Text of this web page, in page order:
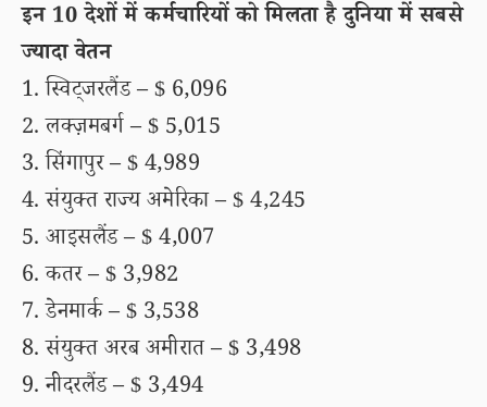
इन 10 देशों में कर्मचारियों को मिलता है दुनिया में सबसे
ज्यादा वेतन
1. स्विट्जरलैंड – $ 6,096
2. लक्ज़मबर्ग – $ 5,015
3. सिंगापुर – $ 4,989
4. संयुक्त राज्य अमेरिका – $ 4,245
5. आइसलैंड – $ 4,007
6. कतर – $ 3,982
7. डेनमार्क – $ 3,538
8. संयुक्त अरब अमीरात – $ 3,498
9. नीदरलैंड – $ 3,494